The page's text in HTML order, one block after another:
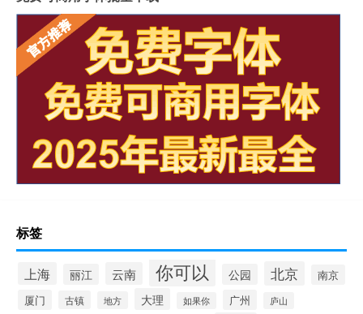
标签
上海 丽江 云南 你可以 公园 北京
南京
厦门
古镇 地方 大理 如果你 广州 庐山